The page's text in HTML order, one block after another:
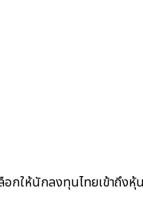
ให้นักลงทุนไทยเข้าถึงหุ้